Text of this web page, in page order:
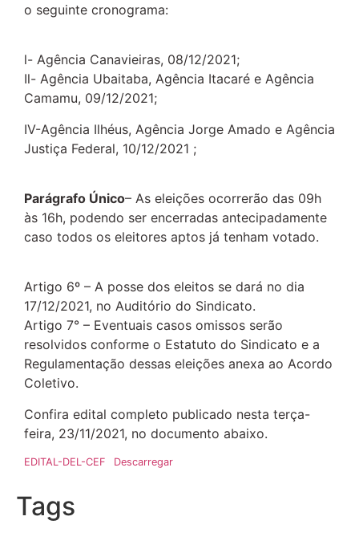
o seguinte cronograma:
l- Agência Canavieiras, 08/12/2021;
Il- Agência Ubaitaba, Agência Itacaré e Agência
Camamu, 09/12/2021;
IV-Agência Ilhéus, Agência Jorge Amado e Agência
Justiça Federal, 10/12/2021 ;
Parágrafo Único– As eleições ocorrerão das 09h
às 16h, podendo ser encerradas antecipadamente
caso todos os eleitores aptos já tenham votado.
Artigo 6º – A posse dos eleitos se dará no dia
17/12/2021, no Auditório do Sindicato.
Artigo 7° – Eventuais casos omissos serão
resolvidos conforme o Estatuto do Sindicato e a
Regulamentação dessas eleições anexa ao Acordo
Coletivo.
Confira edital completo publicado nesta terça-
feira, 23/11/2021, no documento abaixo.
EDITAL-DEL-CEF Descarregar
Tags